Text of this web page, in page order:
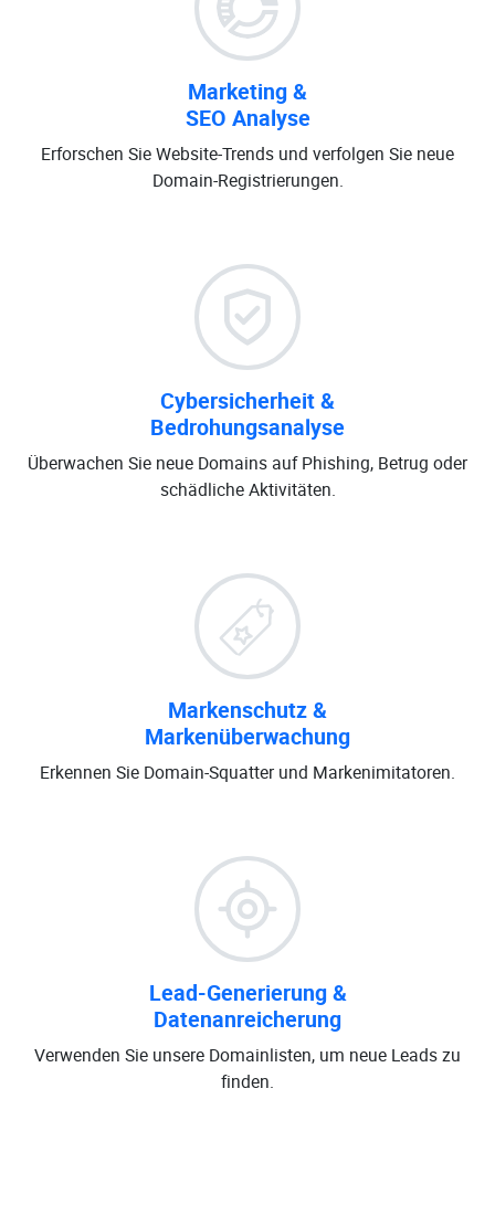
Marketing &
SEO Analyse
Erforschen Sie Website-Trends und verfolgen Sie neue
Domain-Registrierungen.
Cybersicherheit &
Bedrohungsanalyse
Überwachen Sie neue Domains auf Phishing, Betrug oder
schädliche Aktivitäten.
Markenschutz &
Markenüberwachung
Erkennen Sie Domain-Squatter und Markenimitatoren.
Lead-Generierung &
Datenanreicherung
Verwenden Sie unsere Domainlisten, um neue Leads zu
finden.